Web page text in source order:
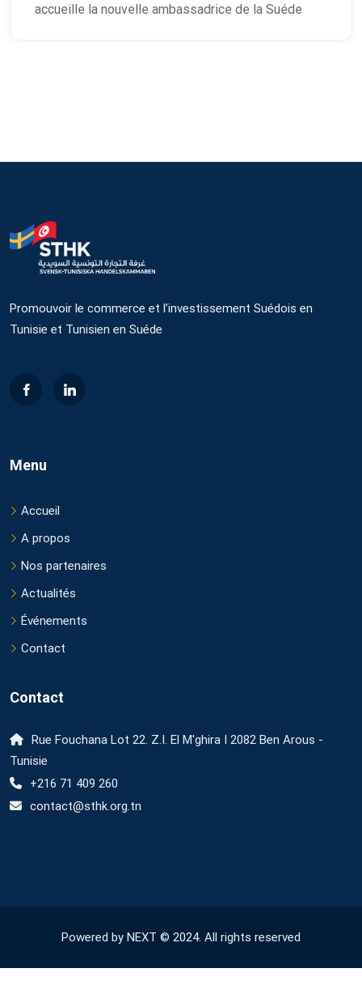
accueille la nouvelle ambassadrice de la Suéde
Promouvoir le commerce et l’investissement Suédois en
Tunisie et Tunisien en Suéde
Menu
Accueil
A propos
Nos partenaires
Actualités
Événements
Contact
Contact
Rue Fouchana Lot 22. Z.I. El M'ghira I 2082 Ben Arous -
Tunisie
+216 71 409 260
contact@sthk.org.tn
Powered by NEXT © 2024. All rights reserved